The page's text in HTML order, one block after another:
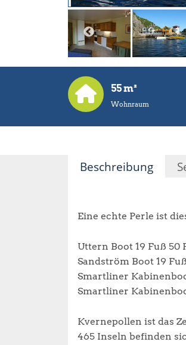
55 m²
Wohnraum
Beschreibung
Eine echte Perle ist
Uttern Boot 19 Fuß 50
Sandström Boot 19
Smartliner
Smartliner
Kvernepollen ist das
465 Inseln befinden